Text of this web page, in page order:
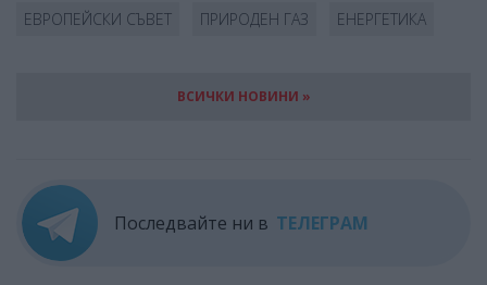
ЕВРОПЕЙСКИ СЪВЕТ ПРИРОДЕН ГАЗ ЕНЕРГЕТИКА
ВСИЧКИ НОВИНИ »
Последвайте ни в ТЕЛЕГРАМ